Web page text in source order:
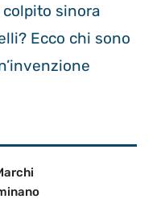
colpito sinora
Ecco chi sono